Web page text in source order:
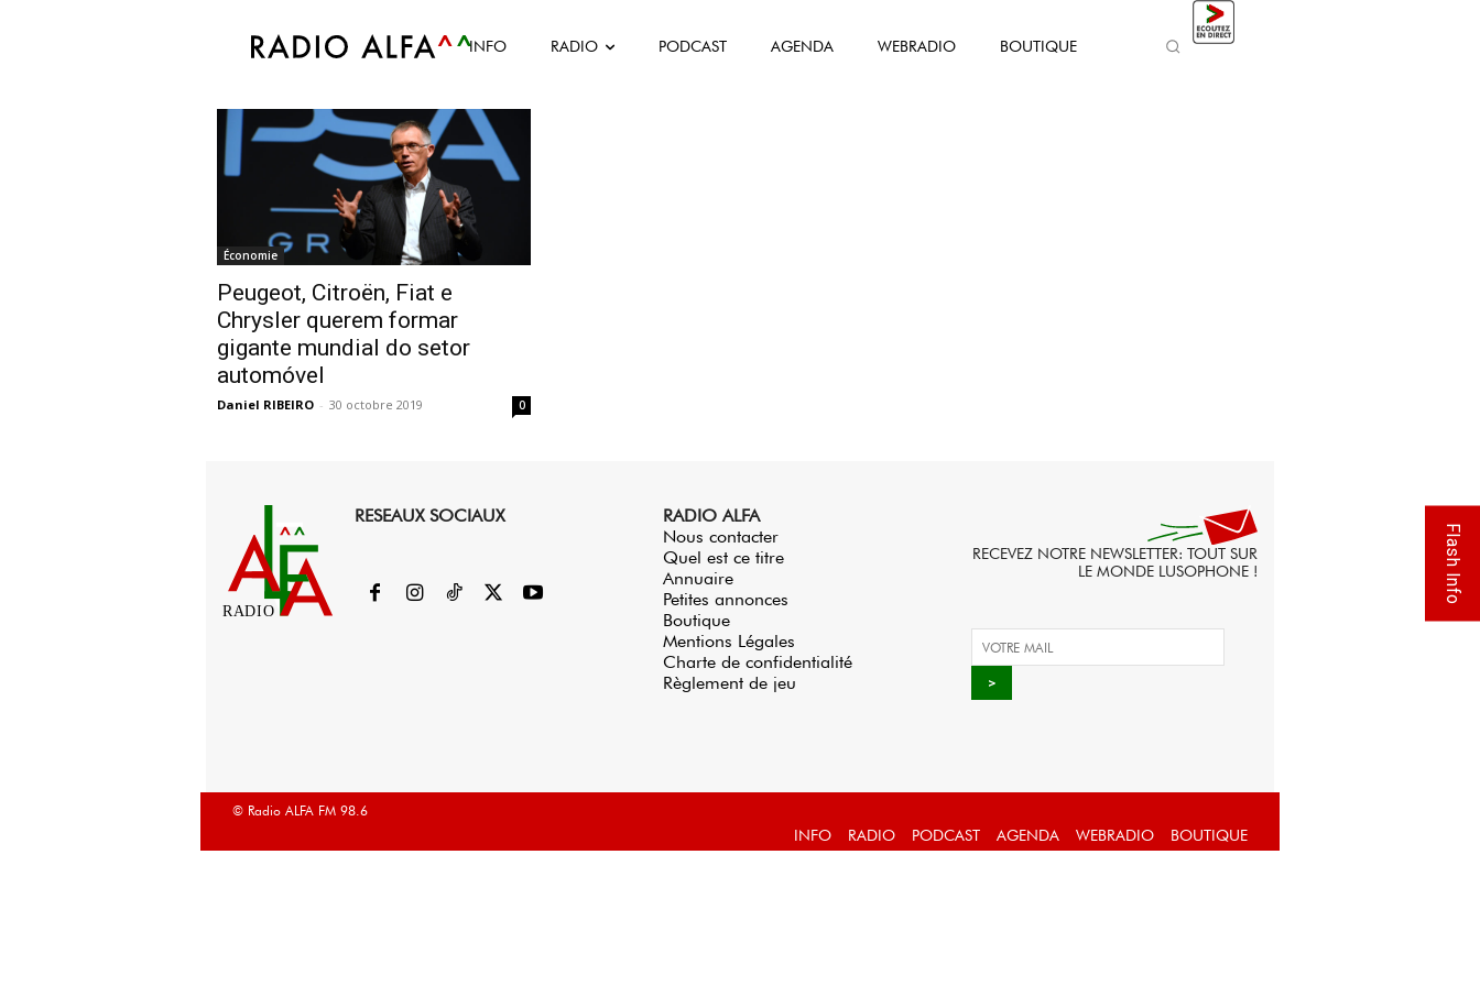
INFO RADIO PODCAST AGENDA WEBRADIO BOUTIQUE
Accueil Tags Fiat
Tag: Fiat
Économie
Peugeot, Citroën, Fiat e
Chrysler querem formar
gigante mundial do setor
automóvel
Daniel RIBEIRO - 30 octobre 2019 0
RADIO
RESEAUX SOCIAUX
RADIO ALFA
Nous contacter
Quel est ce titre
Annuaire
Petites annonces
Boutique
Mentions Légales
Charte de confidentialité
Règlement de jeu
RECEVEZ NOTRE NEWSLETTER: TOUT SUR
LE MONDE LUSOPHONE !
© Radio ALFA FM 98.6
INFO RADIO PODCAST AGENDA WEBRADIO BOUTIQUE
Flash Info